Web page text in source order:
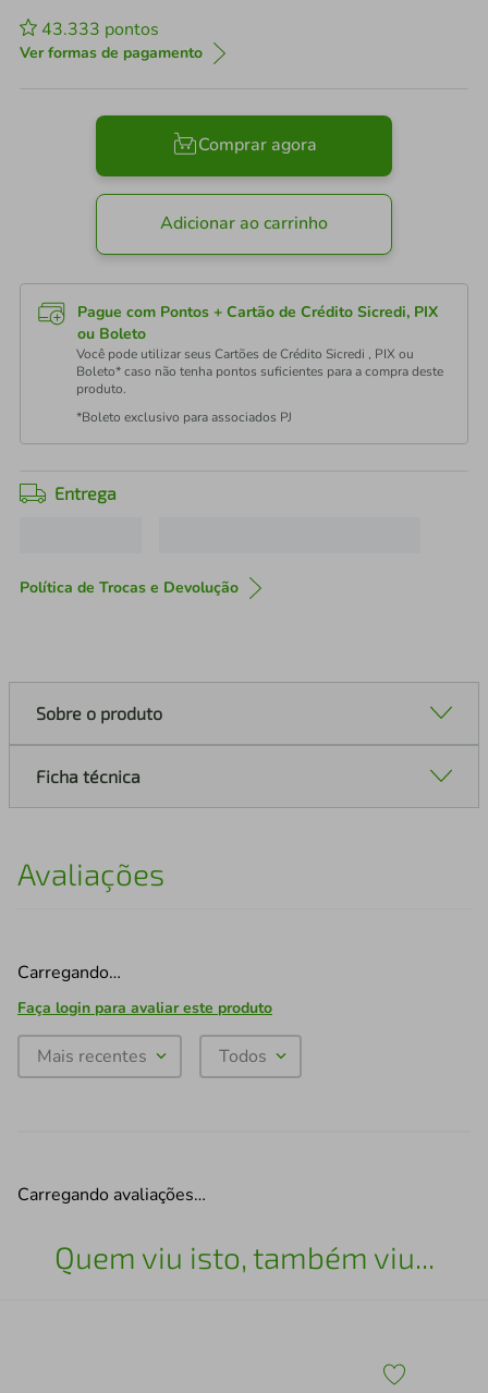
43.333 pontos
Ver formas de pagamento
Comprar agora
Adicionar ao carrinho
Pague com Pontos + Cartão de Crédito Sicredi, PIX
ou Boleto
Você pode utilizar seus Cartões de Crédito Sicredi , PIX ou
Boleto* caso não tenha pontos suficientes para a compra deste
produto.
*Boleto exclusivo para associados PJ
Entrega
Política de Trocas e Devolução
Sobre o produto
Ficha técnica
Avaliações
Carregando…
Faça login para avaliar este produto
Mais recentes Todos
Carregando avaliações…
Quem viu isto, também viu...